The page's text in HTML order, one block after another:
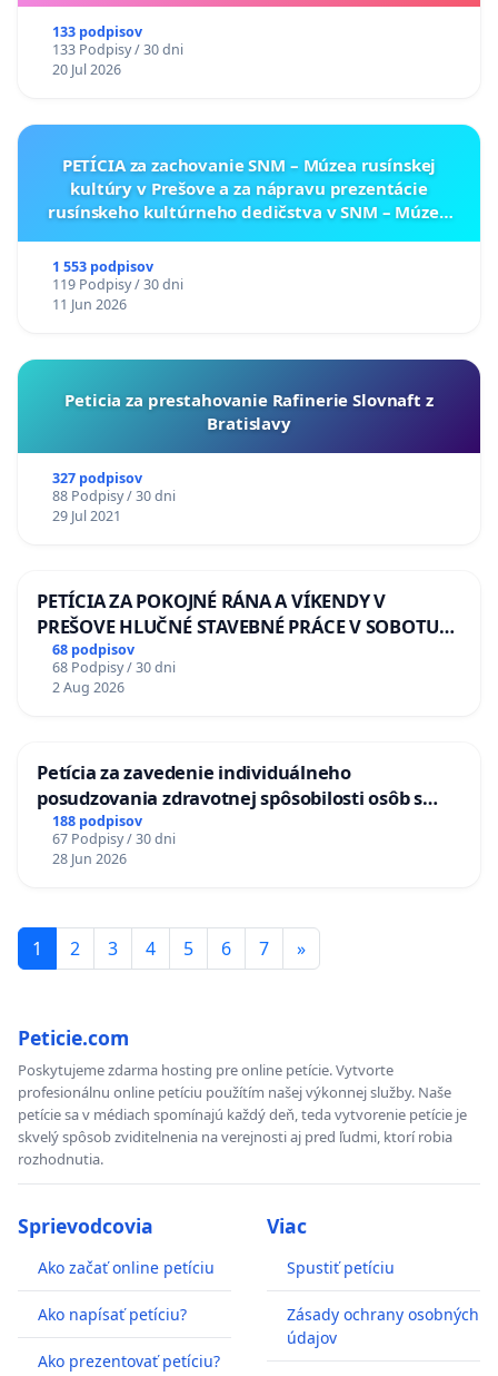
133 podpisov
133 Podpisy / 30 dni
20 Jul 2026
PETÍCIA za zachovanie SNM – Múzea rusínskej
kultúry v Prešove a za nápravu prezentácie
rusínskeho kultúrneho dedičstva v SNM – Múzeu
1 553 podpisov
119 Podpisy / 30 dni
11 Jun 2026
Peticia za prestahovanie Rafinerie Slovnaft z
Bratislavy
327 podpisov
88 Podpisy / 30 dni
29 Jul 2021
PETÍCIA ZA POKOJNÉ RÁNA A VÍKENDY V
PREŠOVE HLUČNÉ STAVEBNÉ PRÁCE V SOBOTU
LEN OD 9.00 DO 13.00 HOD., CEZ PRACOVNÝ
TÝŽDEŇ CIEĽ 8.00 – 18.00 HOD. A PRAVIDELNÁ
KONTROLA STAVBY C-AREA NA
68 podpisov
68 Podpisy / 30 dni
2 Aug 2026
Petícia za zavedenie individuálneho
posudzovania zdravotnej spôsobilosti osôb s
diabetom 1. a 2. typu pri prijímaní do
Policajného zboru SR
188 podpisov
67 Podpisy / 30 dni
28 Jun 2026
1 2 3 4 5 6 7 »
Peticie.com
Poskytujeme zdarma hosting pre online petície. Vytvorte
profesionálnu online petíciu použítím našej výkonnej služby. Naše
petície sa v médiach spomínajú každý deň, teda vytvorenie petície je
skvelý spôsob zviditelnenia na verejnosti aj pred ľudmi, ktorí robia
rozhodnutia.
Sprievodcovia
Ako začať online petíciu
Ako napísať petíciu?
Ako prezentovať petíciu?
Viac
Spustiť petíciu
Zásady ochrany osobných
údajov